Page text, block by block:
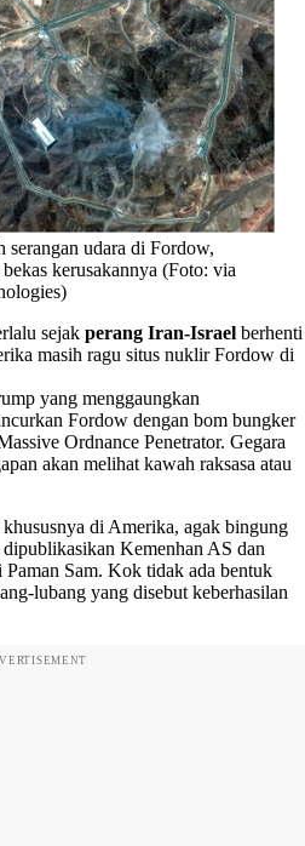
serangan udara di Fordow,
kerusakannya (Foto: via
sejak perang Iran-Israel berhenti
masih ragu situs nuklir Fordow di
yang menggaungkan
Fordow dengan bom bungker
Ordnance Penetrator. Gegara
akan melihat kawah raksasa atau
di Amerika, agak bingung
Kemenhan AS dan
Sam. Kok tidak ada bentuk
lubang yang disebut keberhasilan